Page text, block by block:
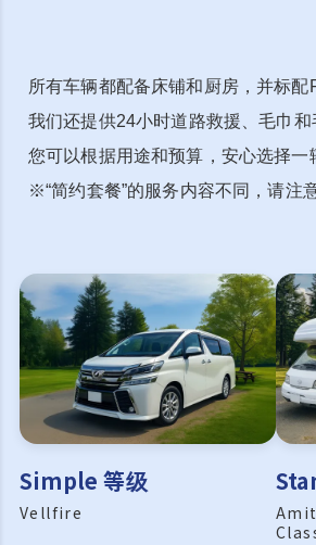
所有车辆都配备床铺和厨房，并标配
我们还提供24小时道路救援、毛巾
您可以根据用途和预算，安心选择一
※“简约套餐”的服务内容不同，请注意
Simple 等级
Vellfire